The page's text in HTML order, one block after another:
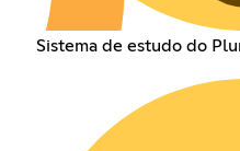
Sistema de estudo do